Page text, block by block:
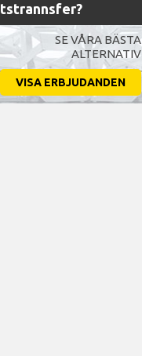
SE VÅRA BÄSTA
ALTERNATIV
VISA ERBJUDANDEN